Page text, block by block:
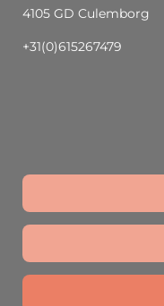
4105 GD Culemborg
+31(0)615267479